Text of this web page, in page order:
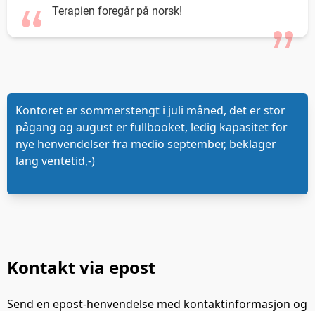
Terapien foregår på norsk!
Kontoret er sommerstengt i juli måned, det er stor
pågang og august er fullbooket, ledig kapasitet for
nye henvendelser fra medio september, beklager
lang ventetid,-)
Kontakt via epost
Send en epost-henvendelse med kontaktinformasjon og